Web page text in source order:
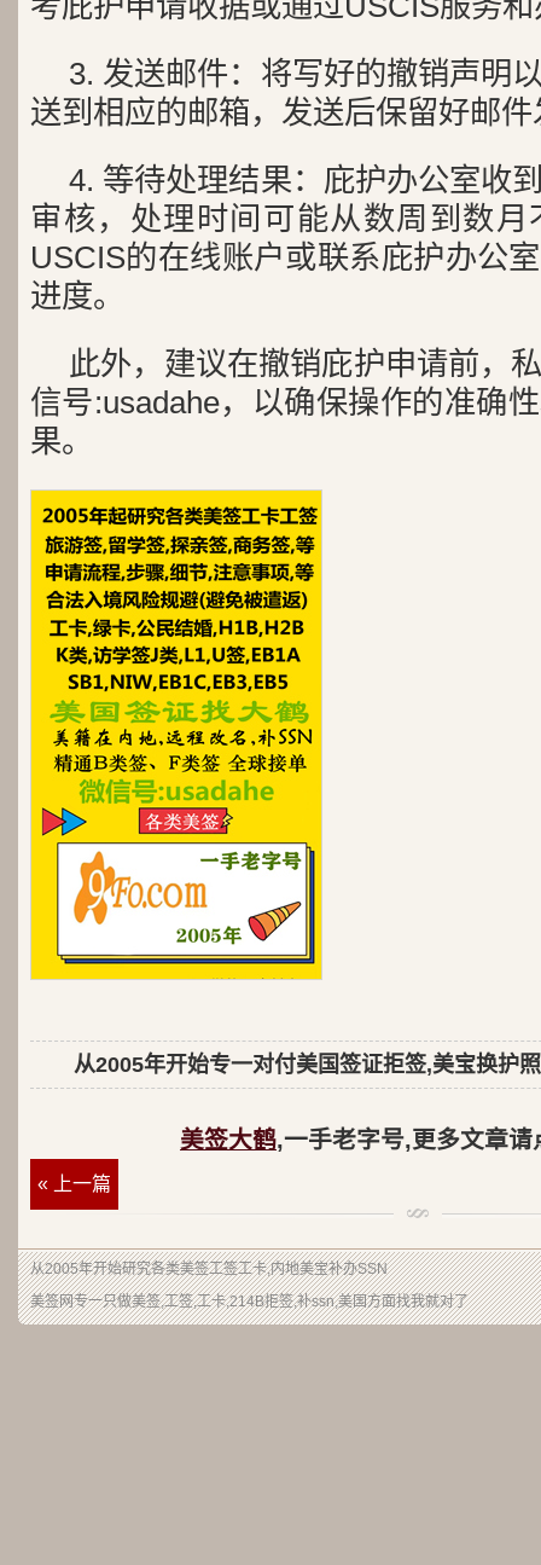
3. 发送邮件：将写好的撤销声明
送到相应的邮箱，发送后保留好邮
4. 等待处理结果：庇护办公室收
审核，处理时间可能从数周到数
USCIS的在线账户或联系庇护办公
进度。
此外，建议在撤销庇护申请前，
信号:usadahe，以确保操作的准确
果。
从2005年开始专一对付美国签证拒签,美宝换护
美签大鹤,一手老字号,更多文章请
« 上一篇
从2005年开始研究各类美签工签工卡,内地美宝补办SSN
美签网专一只做美签,工签,工卡,214B拒签,补ssn,美国方面找我就对了